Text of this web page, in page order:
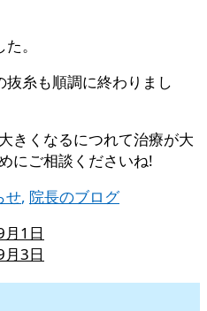
。
糸も順調に終わりまし
きくなるにつれて治療が大
にご相談くださいね!
せ, 院長のブログ
1日
3日